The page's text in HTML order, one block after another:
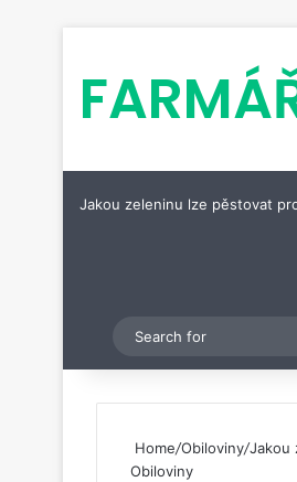
Jakou zeleninu lze pěstovat
Switch skin
Home/Obiloviny/Jakou
Obiloviny